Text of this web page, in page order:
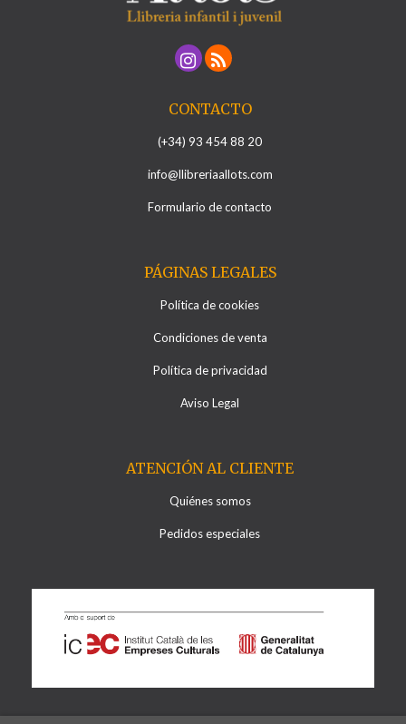
CONTACTO
(+34) 93 454 88 20
info@llibreriaallots.com
Formulario de contacto
PÁGINAS LEGALES
Política de cookies
Condiciones de venta
Política de privacidad
Aviso Legal
ATENCIÓN AL CLIENTE
Quiénes somos
Pedidos especiales